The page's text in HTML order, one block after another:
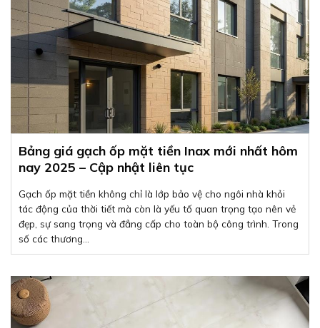
Bảng giá gạch ốp mặt tiền Inax mới nhất hôm
nay 2025 – Cập nhật liên tục
Gạch ốp mặt tiền không chỉ là lớp bảo vệ cho ngôi nhà khỏi
tác động của thời tiết mà còn là yếu tố quan trọng tạo nên vẻ
đẹp, sự sang trọng và đẳng cấp cho toàn bộ công trình. Trong
số các thương...